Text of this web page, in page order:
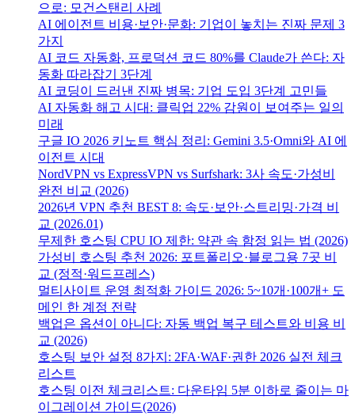
으로: 모건스탠리 사례
AI 에이전트 비용·보안·문화: 기업이 놓치는 진짜 문제 3
가지
AI 코드 자동화, 프로덕션 코드 80%를 Claude가 쓴다: 자
동화 따라잡기 3단계
AI 코딩이 드러낸 진짜 병목: 기업 도입 3단계 고민들
AI 자동화 해고 시대: 클릭업 22% 감원이 보여주는 일의
미래
구글 IO 2026 키노트 핵심 정리: Gemini 3.5·Omni와 AI 에
이전트 시대
NordVPN vs ExpressVPN vs Surfshark: 3사 속도·가성비
완전 비교 (2026)
2026년 VPN 추천 BEST 8: 속도·보안·스트리밍·가격 비
교 (2026.01)
무제한 호스팅 CPU IO 제한: 약관 속 함정 읽는 법 (2026)
가성비 호스팅 추천 2026: 포트폴리오·블로그용 7곳 비
교 (정적·워드프레스)
멀티사이트 운영 최적화 가이드 2026: 5~10개·100개+ 도
메인 한 계정 전략
백업은 옵션이 아니다: 자동 백업 복구 테스트와 비용 비
교 (2026)
호스팅 보안 설정 8가지: 2FA·WAF·권한 2026 실전 체크
리스트
호스팅 이전 체크리스트: 다운타임 5분 이하로 줄이는 마
이그레이션 가이드(2026)